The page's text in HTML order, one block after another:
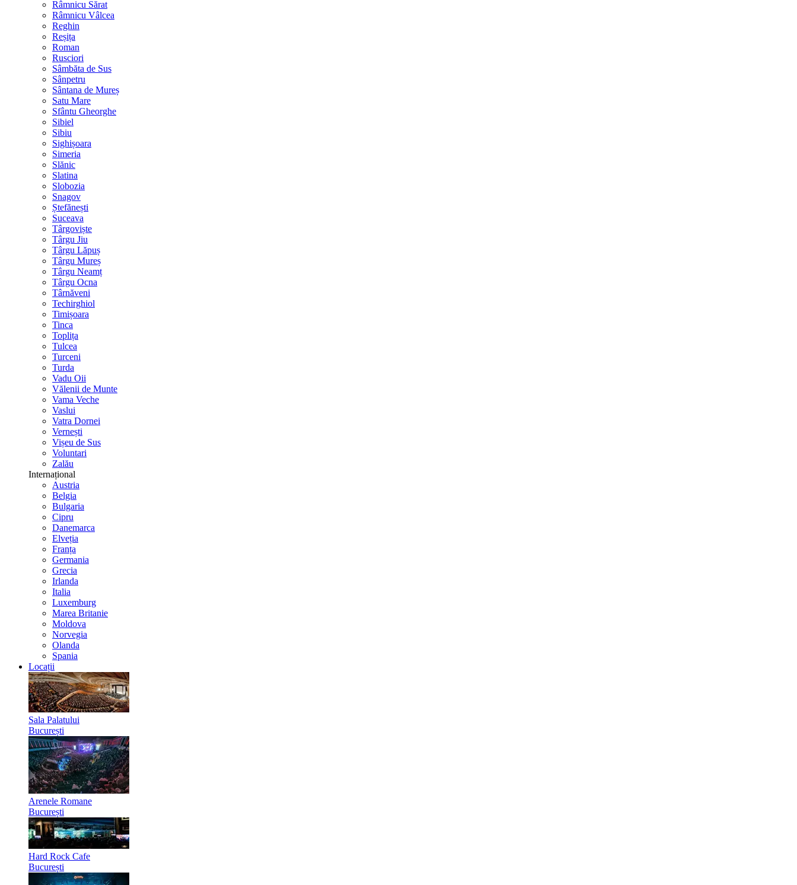
Râmnicu Sărat
Râmnicu Vâlcea
Reghin
Reșița
Roman
Rusciori
Sâmbăta de Sus
Sânpetru
Sântana de Mureș
Satu Mare
Sfântu Gheorghe
Sibiel
Sibiu
Sighișoara
Simeria
Slănic
Slatina
Slobozia
Snagov
Ștefănești
Suceava
Târgoviște
Târgu Jiu
Târgu Lăpuș
Târgu Mureș
Târgu Neamț
Târgu Ocna
Târnăveni
Techirghiol
Timișoara
Tinca
Toplița
Tulcea
Turceni
Turda
Vadu Oii
Vălenii de Munte
Vama Veche
Vaslui
Vatra Dornei
Vernești
Vișeu de Sus
Voluntari
Zalău
Internațional
Austria
Belgia
Bulgaria
Cipru
Danemarca
Elveția
Franța
Germania
Grecia
Irlanda
Italia
Luxemburg
Marea Britanie
Moldova
Norvegia
Olanda
Spania
Locații
Sala Palatului
București
Arenele Romane
București
Hard Rock Cafe
București